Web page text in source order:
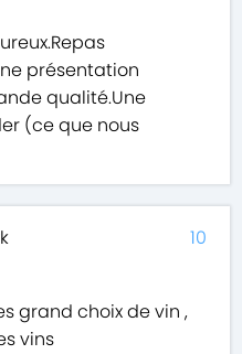
présentation
qualité.Une
(ce que nous
grand choix de vin ,
vins
10